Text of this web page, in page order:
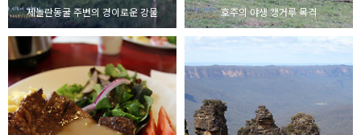
제놀란동굴 주변의 경이로운 강물 호주의 야생 캥거루 목격